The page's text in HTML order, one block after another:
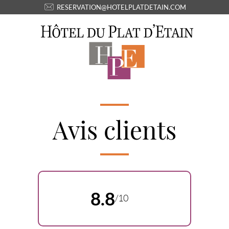
RESERVATION@HOTELPLATDETAIN.COM
Avis clients
8.8/10